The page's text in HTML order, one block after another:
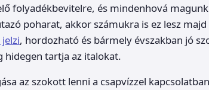
folyadékbevitelre, és mindenhová
poharat, akkor számukra is ez lesz
, hordozható és bármely évszakban jó
hidegen tartja az italokat.
az szokott lenni a csapvízzel